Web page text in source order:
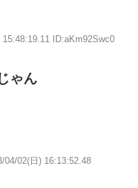
15:48:19.11 ID:aKm92Swc0
ゃん
04/02(日) 16:13:52.48